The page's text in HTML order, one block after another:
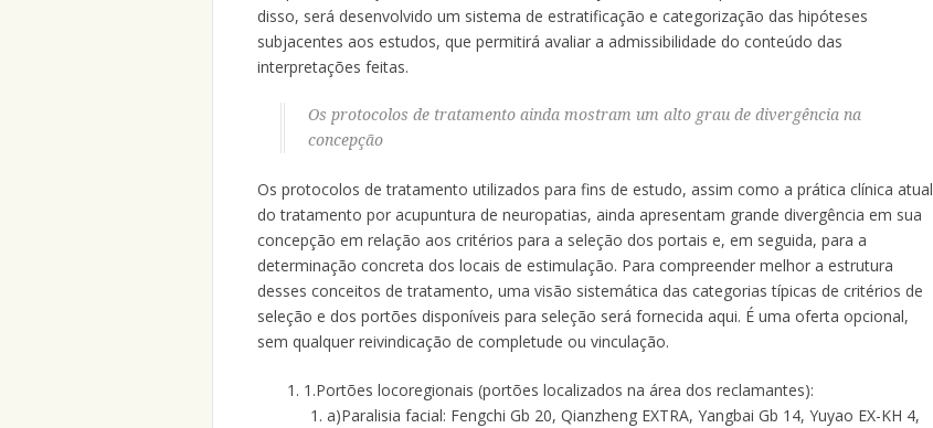
disso, será desenvolvido um sistema de estratificação e categorização das hipóteses
subjacentes aos estudos, que permitirá avaliar a admissibilidade do conteúdo das
interpretações feitas.
Os protocolos de tratamento ainda mostram um alto grau de divergência na
concepção
Os protocolos de tratamento utilizados para fins de estudo, assim como a prática clínica atual
do tratamento por acupuntura de neuropatias, ainda apresentam grande divergência em sua
concepção em relação aos critérios para a seleção dos portais e, em seguida, para a
determinação concreta dos locais de estimulação. Para compreender melhor a estrutura
desses conceitos de tratamento, uma visão sistemática das categorias típicas de critérios de
seleção e dos portões disponíveis para seleção será fornecida aqui. É uma oferta opcional,
sem qualquer reivindicação de completude ou vinculação.
1.Portões locoregionais (portões localizados na área dos reclamantes):
a)Paralisia facial: Fengchi Gb 20, Qianzheng EXTRA, Yangbai Gb 14, Yuyao EX-KH 4,